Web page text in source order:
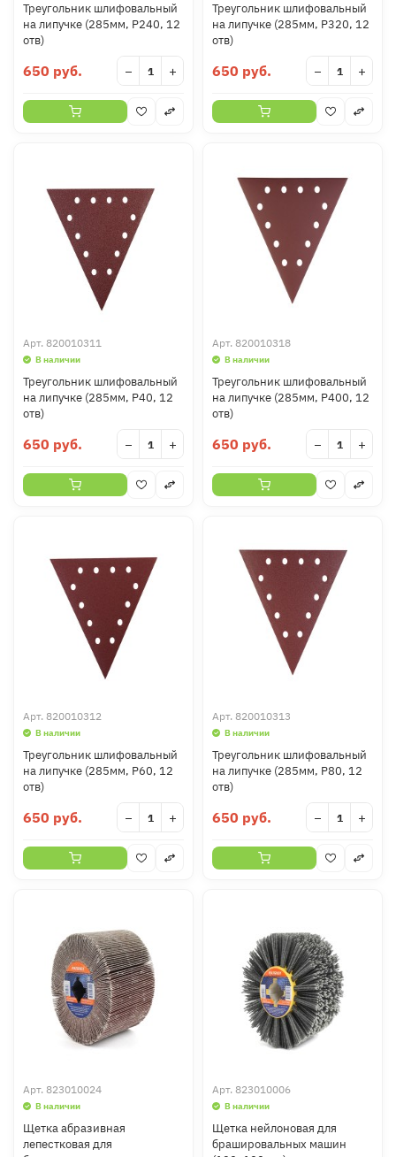
Треугольник шлифовальный
на липучке (285мм, Р240, 12
отв)
650 руб. − +
Треугольник шлифовальный
на липучке (285мм, Р320, 12
отв)
650 руб. − +
Арт. 820010311
В наличии
Треугольник шлифовальный
на липучке (285мм, Р40, 12
отв)
650 руб. − +
Арт. 820010318
В наличии
Треугольник шлифовальный
на липучке (285мм, Р400, 12
отв)
650 руб. − +
Арт. 820010312
В наличии
Треугольник шлифовальный
на липучке (285мм, Р60, 12
отв)
650 руб. − +
Арт. 820010313
В наличии
Треугольник шлифовальный
на липучке (285мм, Р80, 12
отв)
650 руб. − +
Арт. 823010024
В наличии
Щетка абразивная
лепестковая для
Арт. 823010006
В наличии
Щетка нейлоновая для
брашировальных машин